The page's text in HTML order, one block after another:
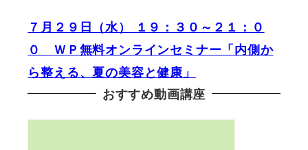
７月２９日（水） １９：３０～２１：０
０ ＷＰ無料オンラインセミナー「内側か
ら整える、夏の美容と健康」
おすすめ動画講座